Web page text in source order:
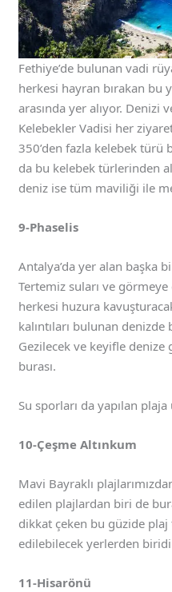
Fethiye’de bulunan vadi
herkesi hayran bırakan bu
arasında yer alıyor. Denizi
Kelebekler Vadisi her
350’den fazla kelebek türü
da bu kelebek türlerinden
deniz ise tüm maviliği ile
9-Phaselis
Antalya’da yer alan başka
Tertemiz suları ve
herkesi huzura
kalıntıları bulunan
Gezilecek ve keyifle
burası.
Su sporları da yapılan
10-Çeşme Altınkum
Mavi Bayraklı
edilen plajlardan biri de
dikkat çeken bu güzide
edilebilecek yerlerden
11-Hisarönü